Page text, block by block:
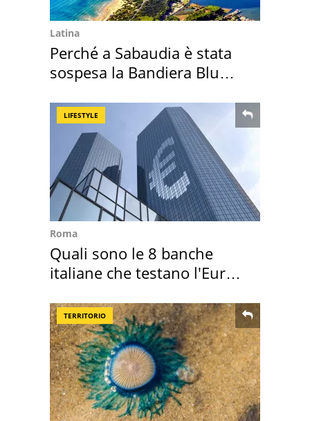
Latina
Perché a Sabaudia è stata
sospesa la Bandiera Blu
LIFESTYLE
Roma
Quali sono le 8 banche
italiane che testano l'Euro
TERRITORIO